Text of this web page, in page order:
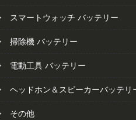
スマートウォッチ バッテリー
掃除機 バッテリー
電動工具 バッテリー
ヘッドホン＆スピーカーバッテリ
その他